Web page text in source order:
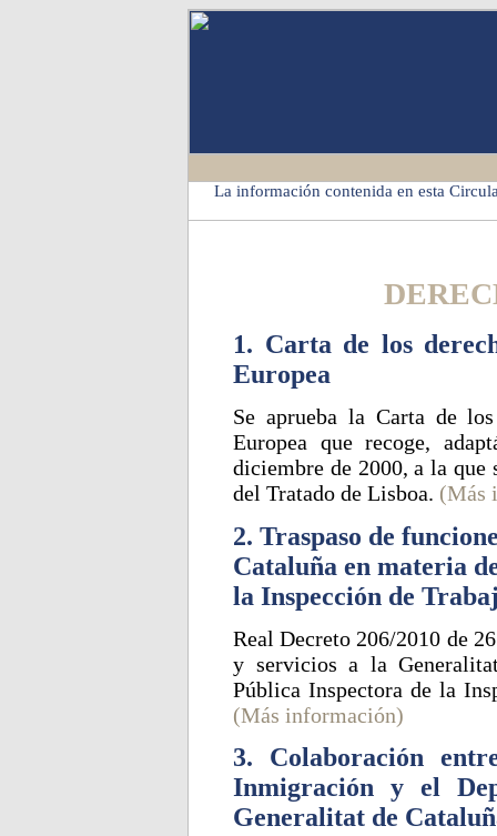
La información contenida en esta
1. Carta de los
Europea
Se aprueba la Carta de
Europea que recoge,
diciembre de 2000, a la
del Tratado de Lisboa. (Más
2. Traspaso de
Cataluña en materia
la Inspección de
Real Decreto 206/2010 de
y servicios a la
Pública Inspectora de la
(Más información)
3. Colaboración
Inmigración y el
Generalitat de